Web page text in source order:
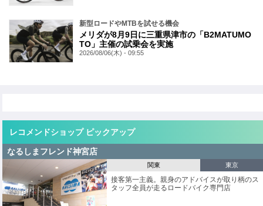
新型ロードやMTBを試せる機会
メリダが8月9日に三重県津市の「B2MATUMO
TO」主催の試乗会を実施
2026/08/06(木) - 09:55
レコメンドショップ ピックアップ
なるしまフレンド神宮店
関東 東京
接客第一主義。親身のアドバイスが取り柄のス
タッフ全員が走るロードバイク専門店